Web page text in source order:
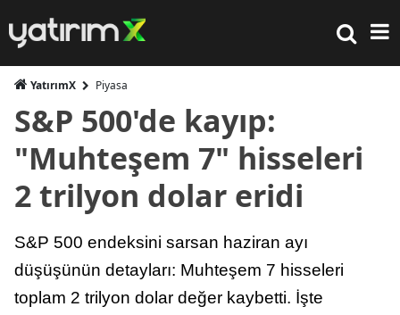
YatırımX Piyasa
S&P 500'de kayıp:
"Muhteşem 7" hisseleri
2 trilyon dolar eridi
S&P 500 endeksini sarsan haziran ayı
düşüşünün detayları: Muhteşem 7 hisseleri
toplam 2 trilyon dolar değer kaybetti. İşte